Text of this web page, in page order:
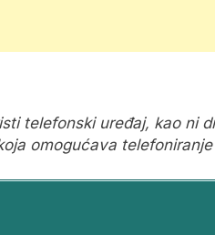
telefonski uređaj, kao ni
omogućava